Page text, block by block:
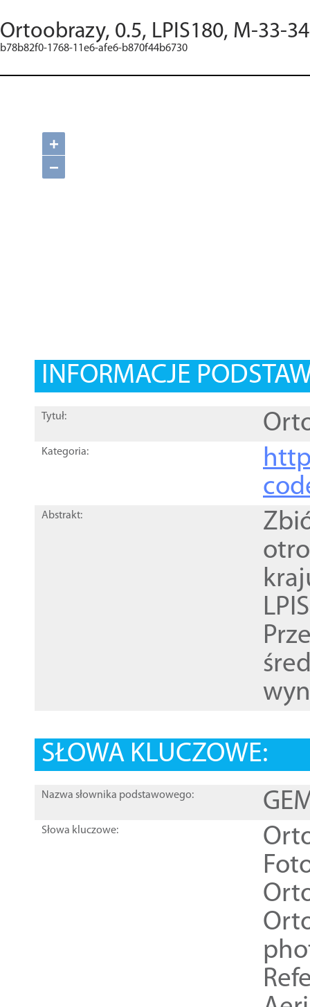
Ortoobrazy, 0.5, LPIS180, M-33-
b78b82f0-1768-11e6-afe6-b870f44b6730
+
−
INFORMACJE
Tytuł:
Kategoria:
Abstrakt:
SŁOWA KLUCZOWE:
Nazwa słownika podstawowego:
Słowa kluczowe: